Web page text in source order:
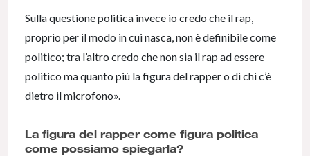
Sulla questione politica invece io credo che il rap,
proprio per il modo in cui nasca, non è definibile come
politico; tra l’altro credo che non sia il rap ad essere
politico ma quanto più la figura del rapper o di chi c’è
dietro il microfono».
La figura del rapper come figura politica
come possiamo spiegarla?